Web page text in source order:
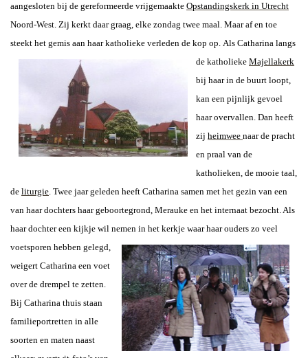
aangesloten bij de gereformeerde vrijgemaakte Opstandingskerk in Utrecht
Noord-West. Zij kerkt daar graag, elke zondag twee maal. Maar af en toe
steekt het gemis aan haar katholieke verleden de kop op. Als Catharina langs
de katholieke Majellakerk
bij haar in de buurt loopt,
kan een pijnlijk gevoel
haar overvallen. Dan heeft
zij heimwee naar de pracht
en praal van de
katholieken, de mooie taal,
de liturgie. Twee jaar geleden heeft Catharina samen met het gezin van een
van haar dochters haar geboortegrond, Merauke en het internaat bezocht. Als
haar dochter een kijkje wil nemen in het kerkje waar haarouders zo veel
voetsporen hebben gelegd,
weigert Catharina een voet
over de drempel te zetten.
Bij Catharina thuis staan
familieportretten in alle
soorten en maten naast